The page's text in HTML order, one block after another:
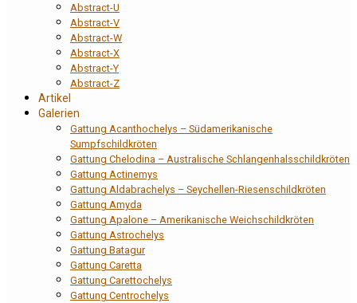
Abstract-U
Abstract-V
Abstract-W
Abstract-X
Abstract-Y
Abstract-Z
Artikel
Galerien
Gattung Acanthochelys – Südamerikanische
Sumpfschildkröten
Gattung Chelodina – Australische Schlangenhalsschildkröten
Gattung Actinemys
Gattung Aldabrachelys – Seychellen-Riesenschildkröten
Gattung Amyda
Gattung Apalone – Amerikanische Weichschildkröten
Gattung Astrochelys
Gattung Batagur
Gattung Caretta
Gattung Carettochelys
Gattung Centrochelys